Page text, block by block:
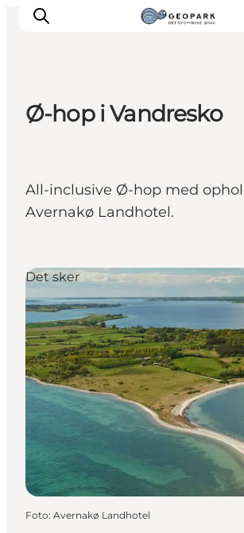
Ø-hop i Vandresko
All-inclusive Ø-hop med
Avernakø Landhotel.
Det sker
Foto: Avernakø Landhotel